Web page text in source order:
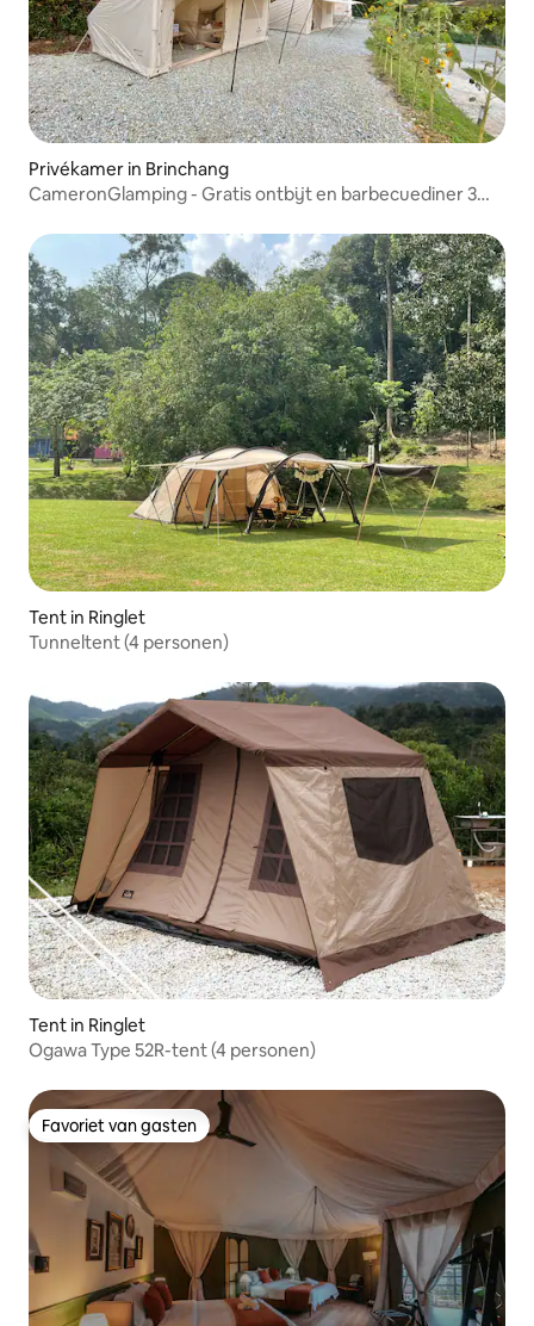
Privékamer in Brinchang
CameronGlamping - Gratis ontbijt en barbecuediner 3
Tent in Ringlet
Tunneltent (4 personen)
Tent in Ringlet
Ogawa Type 52R-tent (4 personen)
Favoriet van gasten
Favoriet van gasten